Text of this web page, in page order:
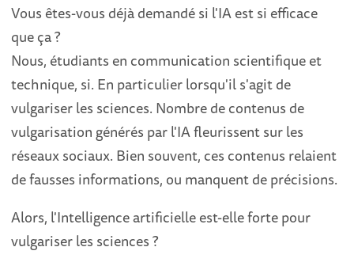
Vous êtes-vous déjà demandé si l'IA est si efficace
que ça ?
Nous, étudiants en communication scientifique et
technique, si. En particulier lorsqu'il s'agit de
vulgariser les sciences. Nombre de contenus de
vulgarisation générés par l'IA fleurissent sur les
réseaux sociaux. Bien souvent, ces contenus relaient
de fausses informations, ou manquent de précisions.
Alors, l'Intelligence artificielle est-elle forte pour
vulgariser les sciences ?